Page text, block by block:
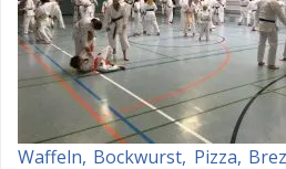
Waffeln, Bockwurst, Pizza,